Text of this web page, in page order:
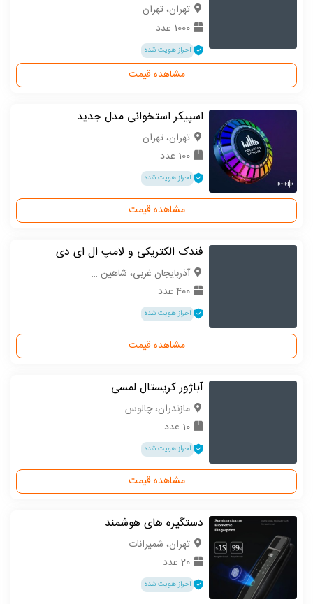
تهران، تهران
1000 عدد
احراز هویت شده
مشاهده قیمت
اسپیکر استخوانی مدل جدید
تهران، تهران
100 عدد
احراز هویت شده
مشاهده قیمت
فندک الکتریکی و لامپ ال ای دی
آذربایجان غربی، شاهین دژ
400 عدد
احراز هویت شده
مشاهده قیمت
آباژور کریستال لمسی
مازندران، چالوس
10 عدد
احراز هویت شده
مشاهده قیمت
دستگیره های هوشمند
تهران، شمیرانات
20 عدد
احراز هویت شده